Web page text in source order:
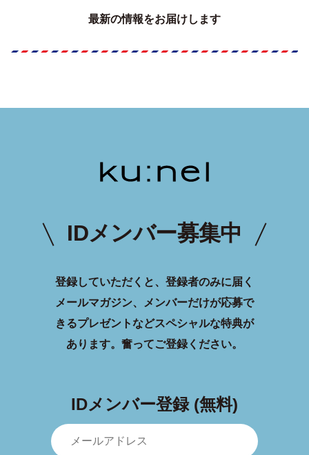
最新の情報をお届けします
IDメンバー募集中
登録していただくと、登録者のみに届く
メールマガジン、メンバーだけが応募で
きるプレゼントなどスペシャルな特典が
あります。 奮ってご登録ください。
IDメンバー登録 (無料)